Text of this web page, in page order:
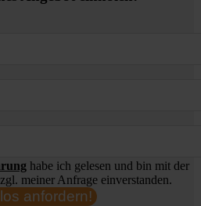
habe ich gelesen und bin mit der
meiner Anfrage einverstanden.
anfordern!